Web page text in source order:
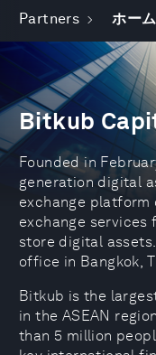
Partners ホーム
Bitkub
Founded in
generation digital
exchange platform
exchange services
store digital
office in Bangkok,
Bitkub is the
in the ASEAN
than 5 million